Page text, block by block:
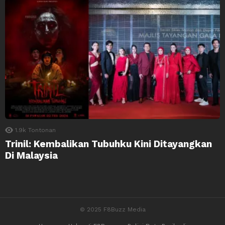
1.9k Tontonan
Trinil: Kembalikan Tubuhku Kini Ditayangkan
Di Malaysia
© 2025 F8Buzz Media